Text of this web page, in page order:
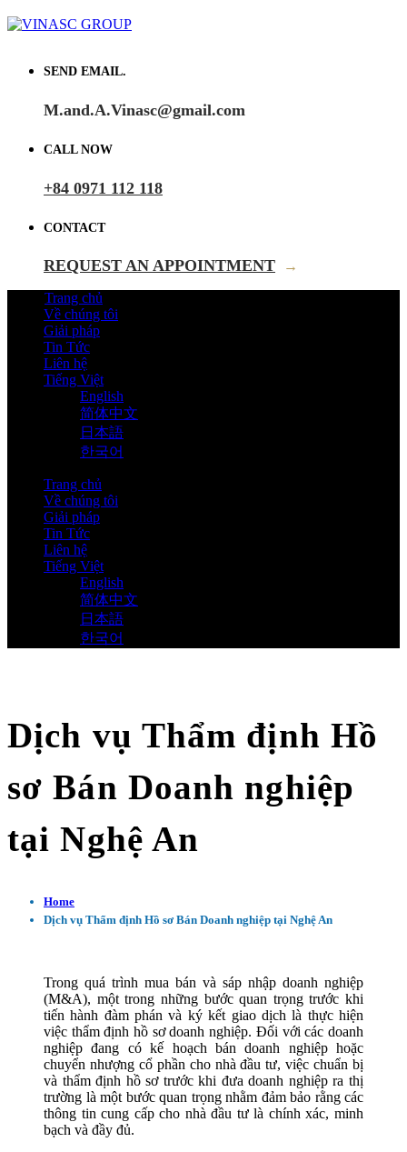
SEND EMAIL.
M.and.A.Vinasc@gmail.com
CALL NOW
+84 0971 112 118
CONTACT
REQUEST AN APPOINTMENT →
Trang chủ
Về chúng tôi
Giải pháp
Tin Tức
Liên hệ
Tiếng Việt
English
简体中文
日本語
한국어
Trang chủ
Về chúng tôi
Giải pháp
Tin Tức
Liên hệ
Tiếng Việt
English
简体中文
日本語
한국어
Dịch vụ Thẩm định Hồ
sơ Bán Doanh nghiệp
tại Nghệ An
Home
Dịch vụ Thẩm định Hồ sơ Bán Doanh nghiệp tại Nghệ An
Trong quá trình mua bán và sáp nhập doanh nghiệp
(M&A), một trong những bước quan trọng trước khi
tiến hành đàm phán và ký kết giao dịch là thực hiện
việc thẩm định hồ sơ doanh nghiệp. Đối với các doanh
nghiệp đang có kế hoạch bán doanh nghiệp hoặc
chuyển nhượng cổ phần cho nhà đầu tư, việc chuẩn bị
và thẩm định hồ sơ trước khi đưa doanh nghiệp ra thị
trường là một bước quan trọng nhằm đảm bảo rằng các
thông tin cung cấp cho nhà đầu tư là chính xác, minh
bạch và đầy đủ.